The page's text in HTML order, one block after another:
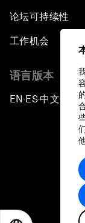
论坛可持续性
工作机会
语言版本
EN ▪ES▪中文▪ 日